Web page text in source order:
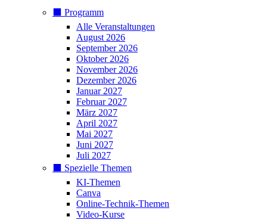
⬛️ Programm
Alle Veranstaltungen
August 2026
September 2026
Oktober 2026
November 2026
Dezember 2026
Januar 2027
Februar 2027
März 2027
April 2027
Mai 2027
Juni 2027
Juli 2027
⬛️ Spezielle Themen
KI-Themen
Canva
Online-Technik-Themen
Video-Kurse